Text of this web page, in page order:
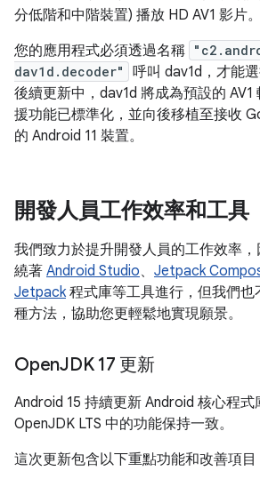
分低階和中階裝置) 播放 HD AV1 影片。
您的應用程式必須透過名稱
dav1d.decoder"
呼叫 dav1d，才能
後續更新中，dav1d 將成為預設的
援功能已標準化，並向後移植至接收
的 Android 11 裝置。
開發人員工作效率和工具
我們致力於提升開發人員的工作效率
繞著 Android Studio、 Jetpack
Jetpack程式庫等工具進行，但我們也
種方法，協助您更輕鬆地實現願景。
OpenJDK 17 更新
Android 15 持續更新 Android 核心程
OpenJDK LTS 中的功能保持一致。
這次更新包含以下重點功能和改善項目